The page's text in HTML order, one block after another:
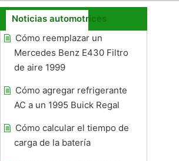
Noticias automotrices
Cómo reemplazar un
Mercedes Benz E430 Filtro
de aire 1999
Cómo agregar refrigerante
AC a un 1995 Buick Regal
Cómo calcular el tiempo de
carga de la batería